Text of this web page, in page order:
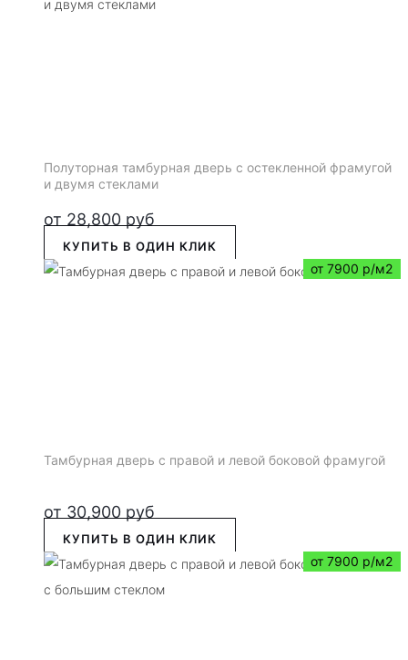
Полуторная тамбурная дверь с остекленной фрамугой
и двумя стеклами
от 28,800 руб
КУПИТЬ В ОДИН КЛИК
от 7900 р/м2
Тамбурная дверь с правой и левой боковой фрамугой
от 30,900 руб
КУПИТЬ В ОДИН КЛИК
от 7900 р/м2